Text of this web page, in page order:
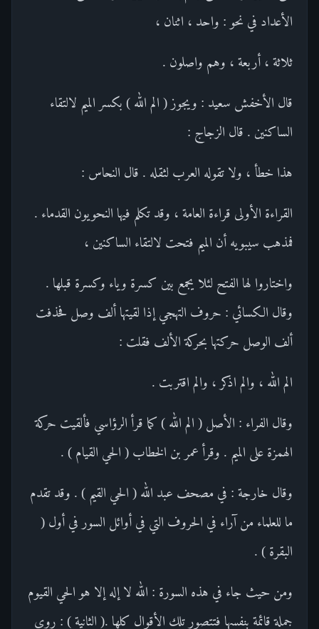
الأعداد في نحو : واحد ، اثنان ،
ثلاثة ، أربعة ، وهم واصلون .
قال الأخفش سعيد : ويجوز ( الم الله ) بكسر الميم لالتقاء
الساكنين . قال الزجاج :
هذا خطأ ، ولا تقوله العرب لثقله . قال النحاس :
القراءة الأولى قراءة العامة ، وقد تكلم فيها النحويون القدماء .
فمذهب سيبويه أن الميم فتحت لالتقاء الساكنين ،
واختاروا لها الفتح لئلا يجمع بين كسرة وياء وكسرة قبلها .
وقال الكسائي : حروف التهجي إذا لقيتها ألف وصل فحذفت
ألف الوصل حركتها بحركة الألف فقلت :
الم الله ، والم اذكر ، والم اقتربت .
وقال الفراء : الأصل ( الم الله ) كما قرأ الرؤاسي فألقيت حركة
الهمزة على الميم . وقرأ عمر بن الخطاب ( الحي القيام ) .
وقال خارجة : في مصحف عبد الله ( الحي القيم ) . وقد تقدم
ما للعلماء من آراء في الحروف التي في أوائل السور في أول (
البقرة ) .
ومن حيث جاء في هذه السورة : الله لا إله إلا هو الحي القيوم
جملة قائمة بنفسها فتتصور تلك الأقوال كلها .( الثانية ) : روى